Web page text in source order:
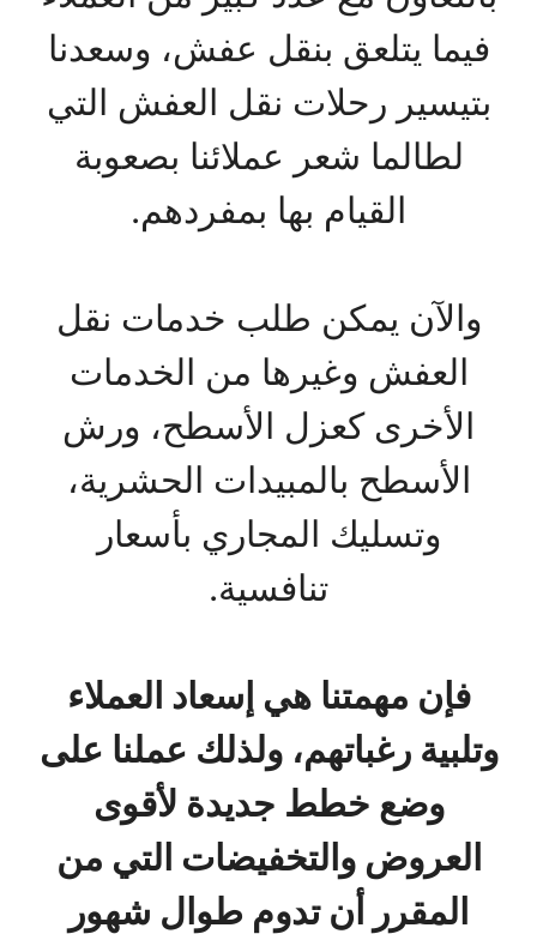
فيما يتلعق بنقل عفش، وسعدنا
بتيسير رحلات نقل العفش التي
لطالما شعر عملائنا بصعوبة
القيام بها بمفردهم.
والآن يمكن طلب خدمات نقل
العفش وغيرها من الخدمات
الأخرى كعزل الأسطح، ورش
الأسطح بالمبيدات الحشرية،
وتسليك المجاري بأسعار
تنافسية.
فإن مهمتنا هي إسعاد العملاء
وتلبية رغباتهم، ولذلك عملنا على
وضع خطط جديدة لأقوى
العروض والتخفيضات التي من
المقرر أن تدوم طوال شهور